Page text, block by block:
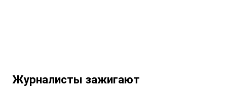
Журналисты зажигают